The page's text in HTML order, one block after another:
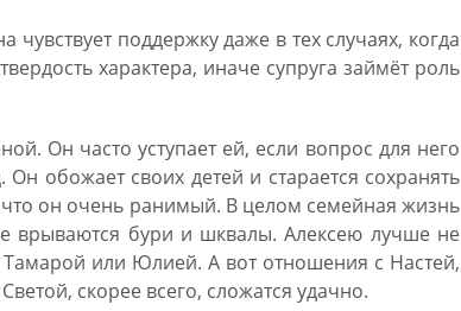
поддержку даже в тех случаях, когда
характера, иначе супруга займёт роль
Он часто уступает ей, если вопрос для него
обожает своих детей и старается сохранять
он очень ранимый. В целом семейная жизнь
врываются бури и шквалы. Алексею лучше не
или Юлией. А вот отношения с Настей,
скорее всего, сложатся удачно.